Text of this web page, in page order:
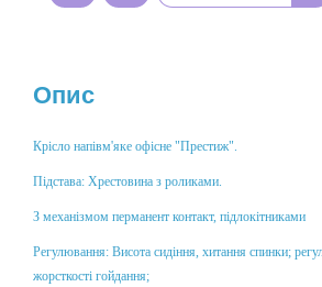
Опис
Крісло напівм'яке офісне "Престиж".
Підстава: Хрестовина з роликами.
З механізмом перманент контакт, підлокітниками
Регулювання: Висота сидіння, хитання спинки;
жорсткості гойдання;